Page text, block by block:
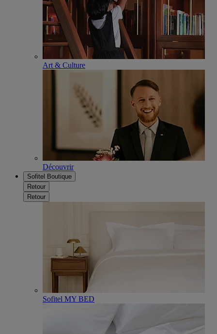
Art & Culture
Découvrir
Sofitel Boutique
Retour
Retour
Sofitel MY BED